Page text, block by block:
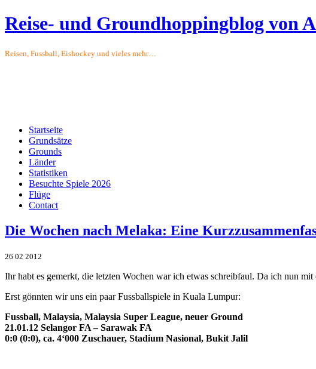
Reise- und Groundhoppingblog von
Reisen, Fussball, Eishockey und vieles mehr…
Startseite
Grundsätze
Grounds
Länder
Statistiken
Besuchte Spiele 2026
Flüge
Contact
Die Wochen nach Melaka: Eine
26 02 2012
Ihr habt es gemerkt, die letzten Wochen war ich etwas schreibfaul. Da ich nun
Erst gönnten wir uns ein paar Fussballspiele in Kuala Lumpur:
Fussball, Malaysia, Malaysia Super League, neuer Ground
21.01.12 Selangor FA – Sarawak FA
0:0 (0:0), ca. 4‘000 Zuschauer, Stadium Nasional, Bukit Jalil